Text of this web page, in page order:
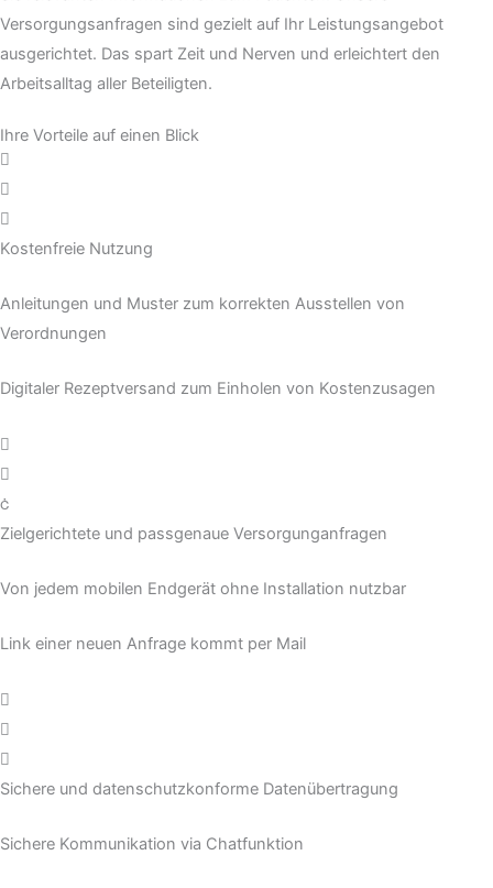
Versorgungsanfragen sind gezielt auf Ihr Leistungsangebot
ausgerichtet. Das spart Zeit und Nerven und erleichtert den
Arbeitsalltag aller Beteiligten.
Ihre Vorteile auf einen Blick
Kostenfreie Nutzung
Anleitungen und Muster zum korrekten Ausstellen von
Verordnungen
Digitaler Rezeptversand zum Einholen von Kostenzusagen
Zielgerichtete und passgenaue Versorgunganfragen
Von jedem mobilen Endgerät ohne Installation nutzbar
Link einer neuen Anfrage kommt per Mail
Sichere und datenschutzkonforme Datenübertragung
Sichere Kommunikation via Chatfunktion